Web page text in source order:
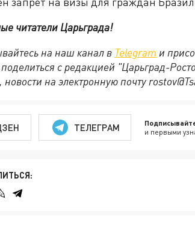
читатели Царьграда!
на наш канал в Telegram и
поделиться с редакцией "Царьград-
на электронную почту
ТЕЛЕГРАМ и первыми